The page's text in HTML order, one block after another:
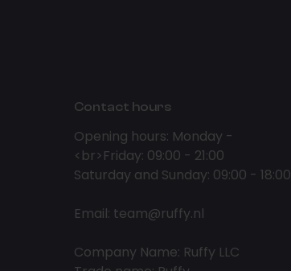
Contact hours
Opening hours: Monday -
<br>Friday: 09:00 - 21:00
Saturday and Sunday: 09:00 - 18:00
Email: team@ruffy.nl
Company Name: Ruffy LLC